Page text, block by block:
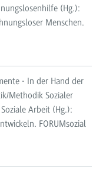
(Hg.):
Menschen.
- In der Hand der
Methodik Sozialer
Arbeit (Hg.):
FORUMsozial